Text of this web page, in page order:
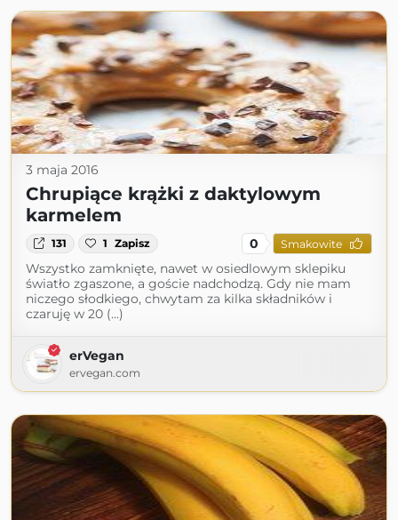
3 maja 2016
Chrupiące krążki z daktylowym
karmelem
131 1 Zapisz 0 Smakowite
Wszystko zamknięte, nawet w osiedlowym sklepiku
światło zgaszone, a goście nadchodzą. Gdy nie mam
niczego słodkiego, chwytam za kilka składników i
czaruję w 20 (...)
erVegan
ervegan.com